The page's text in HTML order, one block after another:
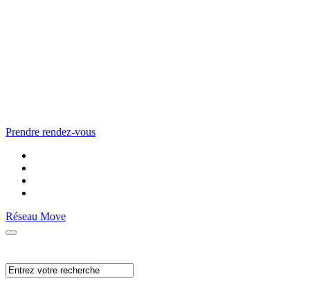
Prendre rendez-vous
Réseau Move